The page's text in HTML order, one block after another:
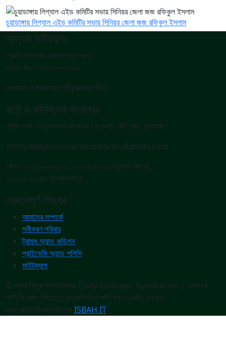
চুয়াডাঙ্গায় লিগ্যাল এইড কমিটির সভায় সিনিয়র জেলা জজ রফিকুল ইসলাম
সময়ের সমীকরণঃ
প্রধান সম্পাদকঃ নাজমুল হক স্বপন
ফোনঃ +৮৮০২৪৭৭৭৮৭৫৫৬
সম্পাদক ও প্রকাশকঃ শরীফুজ্জামান শরীফ
বার্তা ও বানিজ্যিক কার্যালয়ঃ
পুলিশ পার্ক লেন (মসজিদ মার্কেটের ৩য় তলা) কোর্ট রোড, চুয়াডাঙ্গা।
ইমেইলঃ dailysomoyersomikoron@gmail.com
ফোনঃ ০১৭১১-৯০৯১৯৭, ০১৭০৫-৪০১৪৬৪(বার্তা-বিভাগ),
০১৭০৫-৪০১৪৬৭(সার্কুলেশন)
গুরুত্বপূর্ণ লিঙ্কঃ
আমাদের সম্পর্কে
সমীকরণ পরিবার
ট্রামস অ্যান্ড কন্ডিশন
প্রাইভেসি অ্যান্ড পলিসি
সাইটম্যাপ
© সকল কিছুর স্বত্বাধিকারঃ Daily Somoyer Somikoron | আমাদের
সাইটের কোন বিষয়বস্তু অনুমতি ছাড়া কপি করা দণ্ডনীয় অপরাধ
সকল কারিগরী সহযোগিতায়ISBAH IT